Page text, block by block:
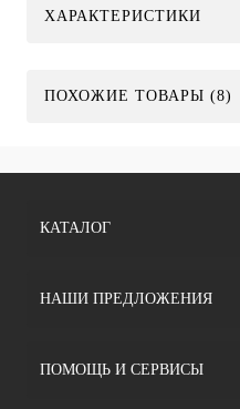
ХАРАКТЕРИСТИКИ
ПОХОЖИЕ ТОВАРЫ (8)
КАТАЛОГ
НАШИ ПРЕДЛОЖЕНИЯ
ПОМОЩЬ И СЕРВИСЫ